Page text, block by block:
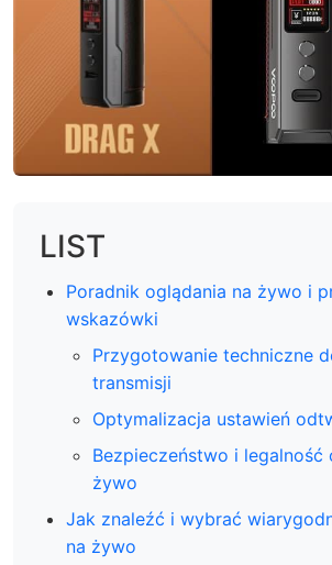
LIST
Poradnik oglądania na żywo i
wskazówki
Przygotowanie techniczne
transmisji
Optymalizacja ustawień
Bezpieczeństwo i legalność
żywo
Jak znaleźć i wybrać
na żywo